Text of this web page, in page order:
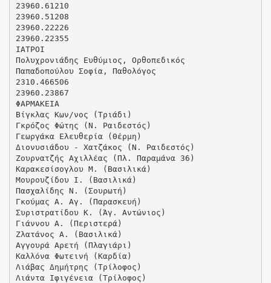
23960.61210
23960.51208
23960.22226
23960.22355
ΙΑΤΡΟΙ
Πολυχρονιάδης Ευθύμιος, Ορθοπεδικός
Παπαδοπούλου Σοφία, Παθολόγος
2310.466506
23960.23867
ΦΑΡΜΑΚΕΙΑ
Βίγκλας Κων/νος (Τριάδι)
Γκρόζος Φώτης (Ν. Ραιδεστός)
Γεωργάκα Ελευθερία (Θέρμη)
Διονυσιάδου - Χατζάκος (Ν. Ραιδεστός)
Ζουρνατζής Αχιλλέας (Πλ. Παραμάνα 36)
Καρακεσίσογλου Μ. (Βασιλικά)
Μουρουζίδου Ι. (Βασιλικά)
Πασχαλίδης Ν. (Σουρωτή)
Γκούμας Α. Αγ. (Παρασκευή)
Συριστρατίδου Κ. (Άγ. Αντώνιος)
Γιάννου Α. (Περιστερά)
Ζλατάνος Α. (Βασιλικά)
Αγγουρά Αρετή (Πλαγιάρι)
Καλλόνα Φωτεινή (Καρδία)
Λιάβας Δημήτρης (Τρίλοφος)
Λιάντα Ιφιγένεια (Τρίλοφος)